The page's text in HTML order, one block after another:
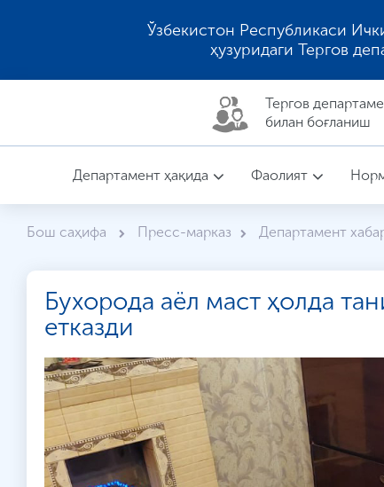
Ўзбекистон Республикаси
ҳузуридаги Тергов
Тергов
билан боғланиш
Департамент ҳақида Фаолият
Бош саҳифа Пресс-марказ Департамент
Бухорода аёл маст ҳолда
етказди